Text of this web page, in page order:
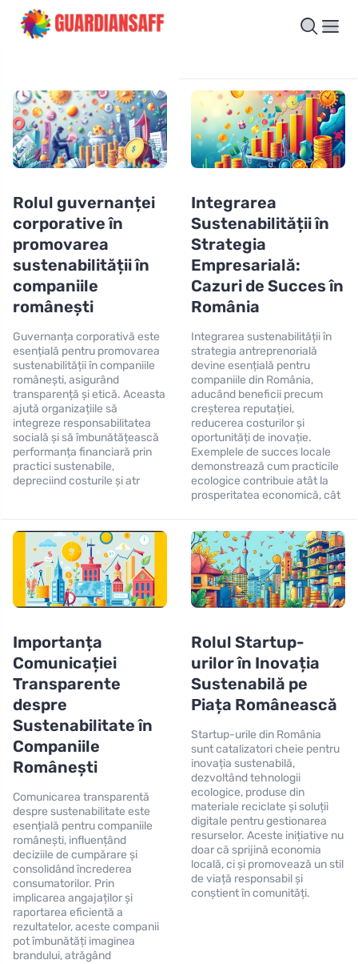
Rolul guvernanței
corporative în
promovarea
sustenabilității în
companiile
românești
Guvernanța corporativă este
esențială pentru promovarea
sustenabilității în companiile
românești, asigurând
transparență și etică. Aceasta
ajută organizațiile să
integreze responsabilitatea
socială și să îmbunătățească
performanța financiară prin
practici sustenabile,
depreciind costurile și atr
Integrarea
Sustenabilității în
Strategia
Empresarială:
Cazuri de Succes în
România
Integrarea sustenabilității în
strategia antreprenorială
devine esențială pentru
companiile din România,
aducând beneficii precum
creșterea reputației,
reducerea costurilor și
oportunități de inovație.
Exemplele de succes locale
demonstrează cum practicile
ecologice contribuie atât la
prosperitatea economică, cât
Importanța
Comunicației
Transparente
despre
Sustenabilitate în
Companiile
Românești
Comunicarea transparentă
despre sustenabilitate este
esențială pentru companiile
românești, influențând
deciziile de cumpărare și
consolidând încrederea
consumatorilor. Prin
implicarea angajaților și
raportarea eficientă a
rezultatelor, aceste companii
pot îmbunătăți imaginea
brandului, atrăgând
Rolul Startup-
urilor în Inovația
Sustenabilă pe
Piața Românească
Startup-urile din România
sunt catalizatori cheie pentru
inovația sustenabilă,
dezvoltând tehnologii
ecologice, produse din
materiale reciclate și soluții
digitale pentru gestionarea
resurselor. Aceste inițiative nu
doar că sprijină economia
locală, ci și promovează un stil
de viață responsabil și
conștient în comunități.